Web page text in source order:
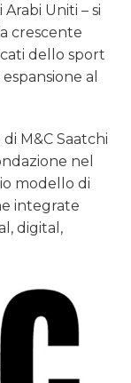
Arabi Uniti – si
crescente
dello sport
al
M&C Saatchi
nel
modello di
integrate
digital,